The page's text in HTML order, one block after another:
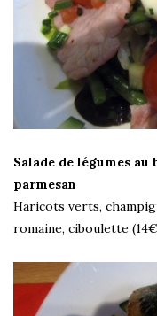
Salade de légumes
parmesan
Haricots verts,
romaine, ciboulette